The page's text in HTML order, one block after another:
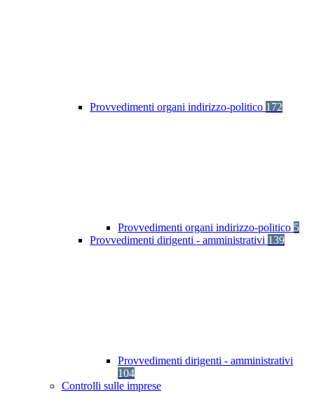
Provvedimenti organi indirizzo-politico 172
Provvedimenti organi indirizzo-politico 5
Provvedimenti dirigenti - amministrativi 139
Provvedimenti dirigenti - amministrativi
104
Controlli sulle imprese